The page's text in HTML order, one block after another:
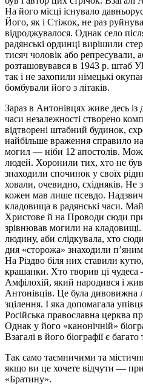
На його місці існувало
Його, як і Стіжок, не раз
відроджувалося. Однак село
радянські ординці вирішили
тисяч чоловік або репресували,
розташовувався в 1943 р. штаб
так і не захопили німецькі
бомбували його з літаків.
Зараз в Антонівцях живе десь із
часи незалежності створено
відтворені штабний будинок,
найбільше враження справило
могил — ніби 12 апостолів.
людей. Хоронили тих, хто не був
знаходили спочинок у своїх
ховали, очевидно, східняків. Не
кожен мав лише псевдо.
кладовища в радянські часи.
Христове й на Проводи сюди
зрівнював могили на
людину, аби слідкувала, хто
дня «сторожа» знаходили
На Різдво біля них ставили
крашанки. Хто творив ці
Амфілохій, який народився і
Антонівців. Це була дивовижна
зцілення. І яка допомагала
Російська православна церква
Однак у його «канонічній»
Взагалі в його біографії є
Так само таємничими та
якщо ви це хочете відчути —
«Братину».